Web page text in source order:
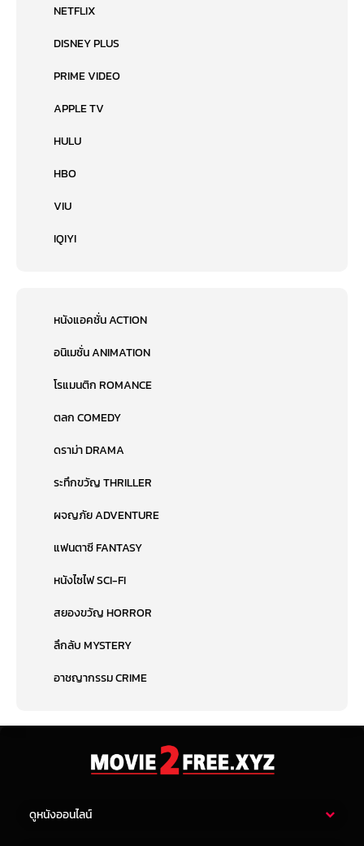
NETFLIX
DISNEY PLUS
PRIME VIDEO
APPLE TV
HULU
HBO
VIU
IQIYI
หนังแอคชั่น ACTION
อนิเมชั่น ANIMATION
โรแมนติก ROMANCE
ตลก COMEDY
ดราม่า DRAMA
ระทึกขวัญ THRILLER
ผจญภัย ADVENTURE
แฟนตาซี FANTASY
หนังไซไฟ SCI-FI
สยองขวัญ HORROR
ลึกลับ MYSTERY
อาชญากรรม CRIME
ดูหนังออนไลน์